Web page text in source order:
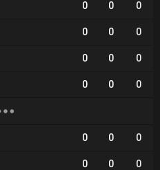
0 0 0
0 0 0
0 0 0
0 0 0
0 0 0
0 0 0